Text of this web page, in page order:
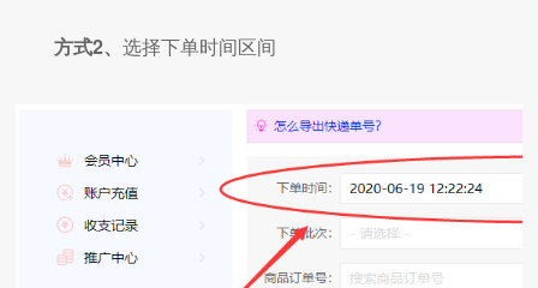
方式2、选择下单时间区间